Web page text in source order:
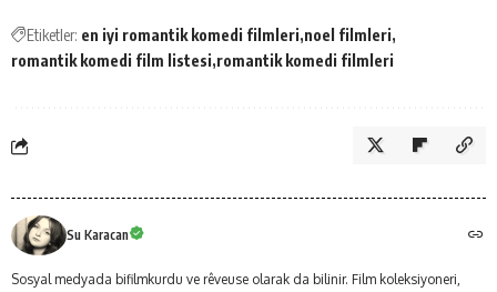
Etiketler: en iyi romantik komedi filmleri noel filmleri
romantik komedi film listesi romantik komedi filmleri
Su Karacan
Sosyal medyada bifilmkurdu ve rêveuse olarak da bilinir. Film koleksiyoneri,